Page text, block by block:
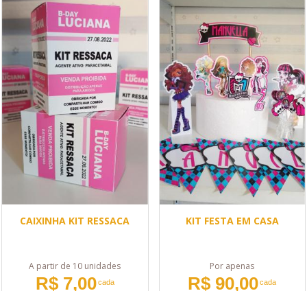
CAIXINHA KIT RESSACA
A partir de 10 unidades
R$ 7,00cada
KIT FESTA EM CASA
Por apenas
R$ 90,00cada